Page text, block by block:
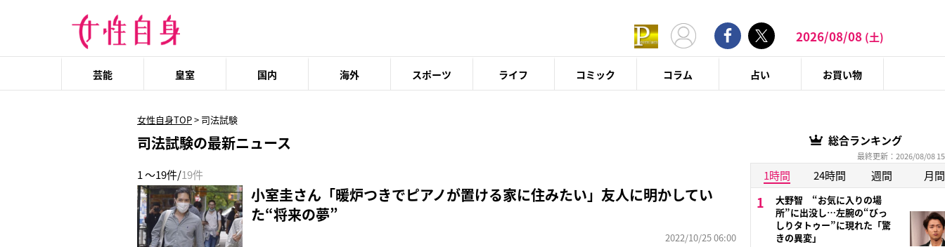
2026/08/08 (土)
芸能 皇室 国内 海外 スポーツ ライフ コミック コラム 占い お買い物
女性自身TOP> 司法試験
司法試験の最新ニュース
1 ～19件/19件
小室圭さん「暖炉つきでピアノが置ける家に住みたい」友人に明かしてい
た“将来の夢”
2022/10/25 06:00
総合ランキング
最終更新：2026/08/08
1時間 24時間 週間 月間
大野智 “お気に入りの場
所”に出没し…左腕の“びっ
しりタトゥー”に現れた「驚
きの異変」